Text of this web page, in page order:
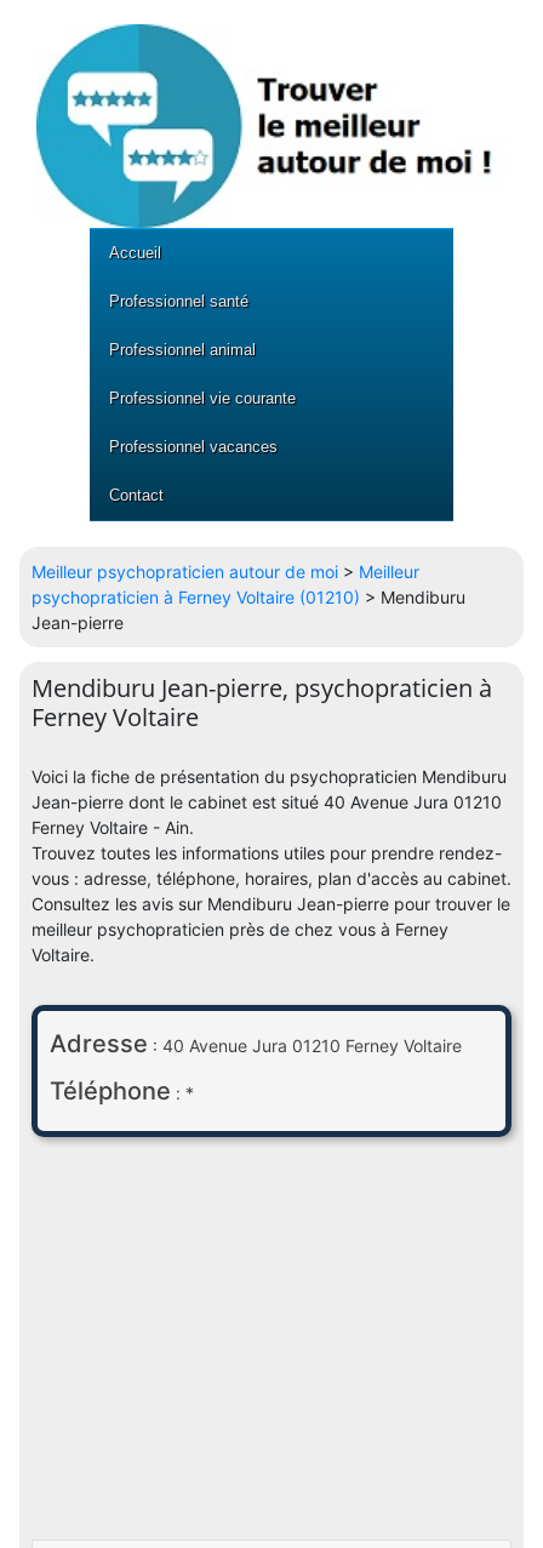
Accueil
Professionnel santé
Professionnel animal
Professionnel vie courante
Professionnel vacances
Contact
Meilleur psychopraticien autour de moi > Meilleur
psychopraticien à Ferney Voltaire (01210) > Mendiburu
Jean-pierre
Mendiburu Jean-pierre, psychopraticien à
Ferney Voltaire
Voici la fiche de présentation du psychopraticien Mendiburu
Jean-pierre dont le cabinet est situé 40 Avenue Jura 01210
Ferney Voltaire - Ain.
Trouvez toutes les informations utiles pour prendre rendez-
vous : adresse, téléphone, horaires, plan d'accès au cabinet.
Consultez les avis sur Mendiburu Jean-pierre pour trouver le
meilleur psychopraticien près de chez vous à Ferney
Voltaire.
Adresse : 40 Avenue Jura 01210 Ferney Voltaire
Téléphone : *